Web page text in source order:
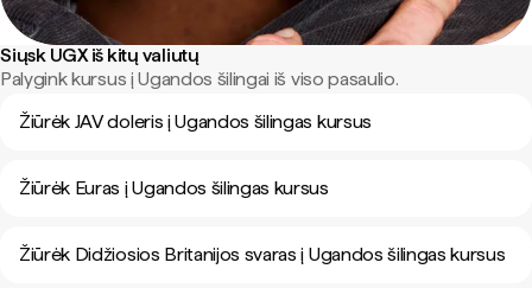
Siųsk UGX iš kitų valiutų
Palygink kursus į Ugandos šilingai iš viso pasaulio.
Žiūrėk JAV doleris į Ugandos šilingas kursus
Žiūrėk Euras į Ugandos šilingas kursus
Žiūrėk Didžiosios Britanijos svaras į Ugandos šilingas kursus